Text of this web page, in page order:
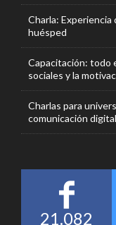
Charla: Experiencia
huésped
Capacitación: todo
sociales y la
Charlas para
comunicación digital
21.082